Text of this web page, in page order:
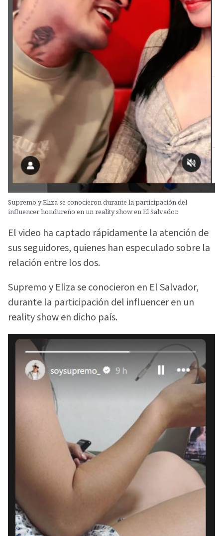
Supremo y Eliza se conocieron durante la participación del
influencer hondureño en un reality show en El Salvador.
El video ha captado rápidamente la atención de
sus seguidores, quienes han especulado sobre la
relación entre los dos.
Supremo y Eliza se conocieron en El Salvador,
durante la participación del influencer en un
reality show en dicho país.